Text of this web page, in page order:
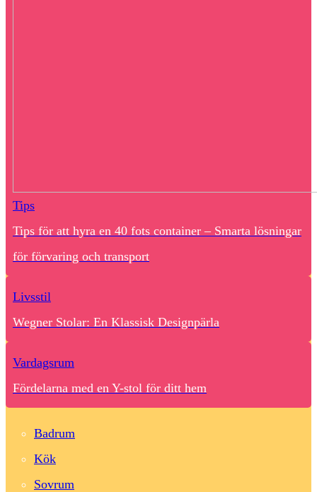
Tips
Tips för att hyra en 40 fots container – Smarta lösningar
för förvaring och transport
Livsstil
Wegner Stolar: En Klassisk Designpärla
Vardagsrum
Fördelarna med en Y-stol för ditt hem
Badrum
Kök
Sovrum